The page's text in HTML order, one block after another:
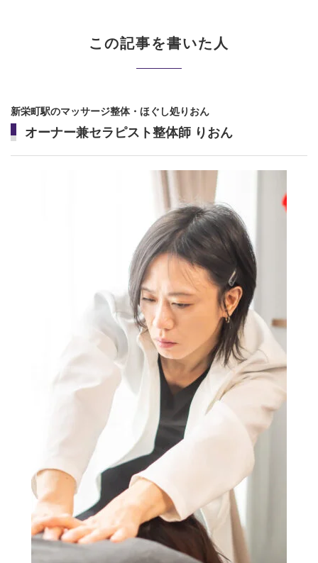
この記事を書いた人
新栄町駅のマッサージ整体・ほぐし処りおん
オーナー兼セラピスト整体師 りおん